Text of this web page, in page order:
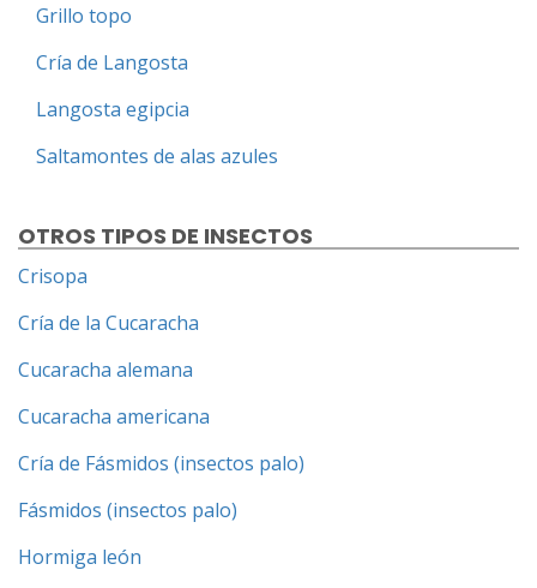
Grillo topo
Cría de Langosta
Langosta egipcia
Saltamontes de alas azules
OTROS TIPOS DE INSECTOS
Crisopa
Cría de la Cucaracha
Cucaracha alemana
Cucaracha americana
Cría de Fásmidos (insectos palo)
Fásmidos (insectos palo)
Hormiga león